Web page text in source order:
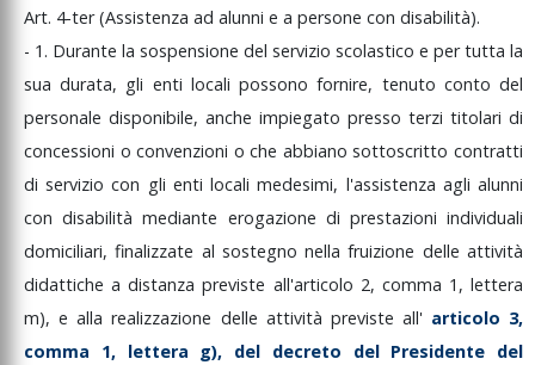
Art. 4-ter(Assistenza ad alunni e a persone con disabilità).
- 1. Durante la sospensione del servizio scolastico e pertutta la
suadurata, gli enti localipossonofornire, tenuto contodel
personale disponibile, anche impiegato presso terzi titolari di
concessioni oconvenzioni oche abbianosottoscrittocontratti
diserviziocon gli entilocalimedesimi, l'assistenza aglialunni
condisabilitàmediante erogazione di prestazioniindividuali
domiciliari,finalizzate al sostegnonellafruizione delleattività
didatticheadistanzapreviste all'articolo 2, comma 1, lettera
m),eallarealizzazione delle attività previste all' articolo 3,
comma 1, lettera g), del decreto del Presidente del